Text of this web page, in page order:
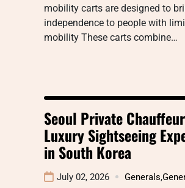
mobility carts are designed to
independence to people with
mobility These carts combine…
Seoul Private
Luxury Sightseeing
in South Korea
July 02, 2026 Generals,